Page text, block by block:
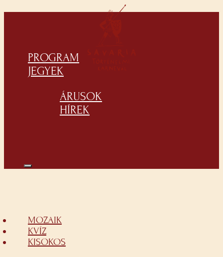
PROGRAM
JEGYEK
ÁRUSOK
HÍREK
MOZAIK
KVÍZ
KISOKOS